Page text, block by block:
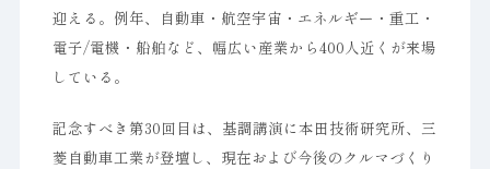
迎える。例年、自動車・航空宇宙・エネルギー・重工・
電子/電機・船舶など、幅広い産業から400人近くが来場
している。
記念すべき第30回目は、基調講演に本田技術研究所、三
菱自動車工業が登壇し、現在および今後のクルマづくり